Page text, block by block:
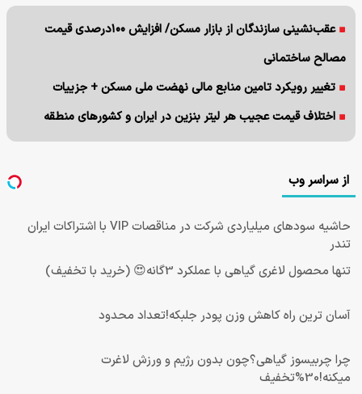
عقب‌نشینی سازندگان از بازار مسکن/ افزایش ۱۰۰درصدی قیمت
مصالح ساختمانی
تغییر رویکرد تامین منابع مالی نهضت ملی مسکن + جزییات
اختلاف قیمت عجیب هر لیتر بنزین در ایران و کشورهای منطقه
از سراسر وب
حاشیه سودهای میلیاردی شرکت در مناقصات VIP با اشتراکات ایران
تندر
تنها محصول لاغری گیاهی با عملکرد 3گانه😍 (خرید با تخفیف)
آسان ترین راه کاهش وزن پودر جلبکه!تعداد محدود
چرا چربیسوز گیاهی؟چون بدون رژیم و ورزش لاغرت
میکنه!30%تخفیف